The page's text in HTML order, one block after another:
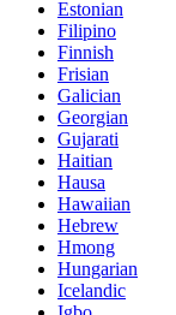
Estonian
Filipino
Finnish
Frisian
Galician
Georgian
Gujarati
Haitian
Hausa
Hawaiian
Hebrew
Hmong
Hungarian
Icelandic